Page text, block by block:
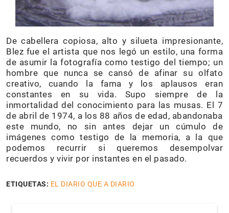
De cabellera copiosa, alto y silueta impresionante,
Blez fue el artista que nos legó un estilo, una forma
de asumir la fotografía como testigo del tiempo; un
hombre que nunca se cansó de afinar su olfato
creativo, cuando la fama y los aplausos eran
constantes en su vida. Supo siempre de la
inmortalidad del conocimiento para las musas. El 7
de abril de 1974, a los 88 años de edad, abandonaba
este mundo, no sin antes dejar un cúmulo de
imágenes como testigo de la memoria, a la que
podemos recurrir si queremos desempolvar
recuerdos y vivir por instantes en el pasado.
ETIQUETAS: EL DIARIO QUE A DIARIO